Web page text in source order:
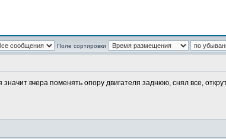
Поле сортировки
вчера поменять опору двигателя заднюю, снял все,